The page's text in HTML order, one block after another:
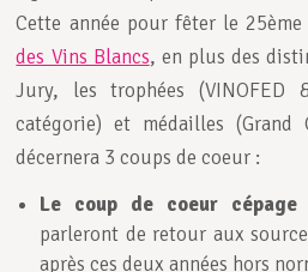
Cette année pour fêter le
des Vins Blancs, en plus des
Jury, les trophées
catégorie) et médailles
décernera 3 coups de coeur :
Le coup de coeur cépage
parleront de retour aux
après ces deux années hors